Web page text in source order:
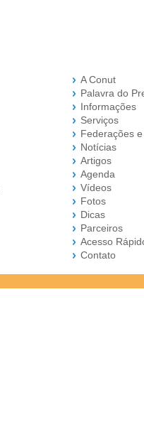
A Conut
Palavra do
Informações
Serviços
Federações
Notícias
Artigos
Agenda
Vídeos
Fotos
Dicas
Parceiros
Acesso
Contato